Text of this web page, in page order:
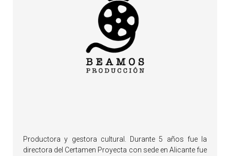
Productora y gestora cultural. Durante 5 años fue la
directora del Certamen Proyecta con sede en Alicante fue